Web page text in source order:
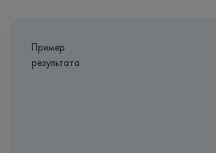
Пример
результата